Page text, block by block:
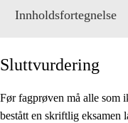
Innholdsfortegnelse
Sluttvurdering
Før fagprøven må alle som
bestått en skriftlig eksamen